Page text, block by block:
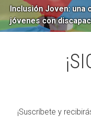
Inclusión Joven: una
jóvenes con
¡Suscríbete y